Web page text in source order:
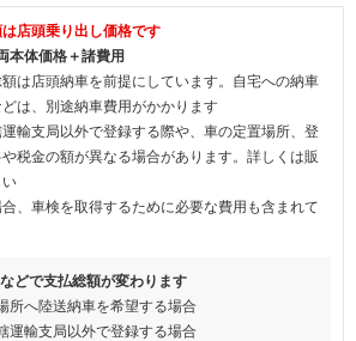
店頭乗り出し価格です
本体価格＋諸費用
は店頭納車を前提にしています。自宅への納車
は、別途納車費用がかかります
輸支局以外で登録する際や、車の定置場所、登
税金の額が異なる場合があります。詳しくは販
、車検を取得するために必要な費用も含まれて
どで支払総額が変わります
所へ陸送納車を希望する場合
運輸支局以外で登録する場合